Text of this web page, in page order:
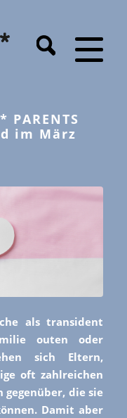
PARENTS
im März
als transident
outen oder
sich Eltern,
oft zahlreichen
gegenüber, die sie
Damit aber